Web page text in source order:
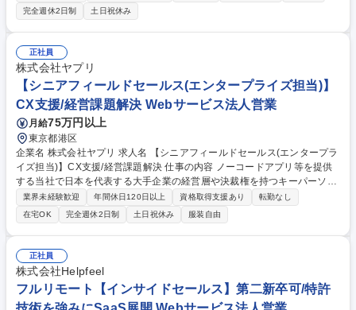
及び決済サービスの導入提案・フォローをお任せします！ 【業務内容詳
細】社会インフラの一部を担うキャッシュレス決済のプラットフォーマー
として、決済事業者（銀行系、カード会社）やポイント系事業者と協業し
ながら、決済ソリューションの導入提案を行ないます。キャッシュレス決
済端末や次世代の決済サービスを生み出し、世の中に届けるソリューショ
ン営業担当者を募集いたします。 【入社後】OJTを設定し、実践の中で知
識習得をしていただきます。 募集職種 未経験歓迎【ソリューション営業/
GMOグループ】急成長FinTech/在宅勤務可
完全週休2日制
土日祝休み
正社員
株式会社ヤプリ
【シニアフィールドセールス(エンタープライズ担当)】
CX支援/経営課題解決 Webサービス法人営業
月給75万円以上
東京都港区
企業名 株式会社ヤプリ 求人名 【シニアフィールドセールス(エンタープラ
イズ担当)】CX支援/経営課題解決 仕事の内容 ノーコードアプリ等を提供
する当社で日本を代表する大手企業の経営層や決裁権を持つキーパーソン
への提案を担当。潜在課題を引き出し、アプリやCRM等の複合提案で企
業のデジタル変革を実現する役割を任せます。 ・大手顧客のオムニチャネ
ル戦略に踏み込み、潜在課題の抽出を行う ・代表やCxOなど経営層に対
し、複合的なプレゼンや交渉をリード ・基幹システムやCRM連携を伴
う、難度の高いシステム構成の要件定義 ・社内開発部門やパートナー企業
と連携し、ロードマップ構築を主導 ・大手攻略の勝ちパターンを型化し、
組織全体の営業力向上へ還元 ・契約後にスムーズな初期開発・運用へ移行
できるよう全体を管理 募集職種 【シニアフィールドセールス(エンタープ
業界未経験歓迎 年間休日120日以上 資格取得支援あり
転勤なし
在宅OK
完全週休2日制 土日祝休み 服装自由
正社員
株式会社Helpfeel
フルリモート【インサイドセールス】第二新卒可/特許